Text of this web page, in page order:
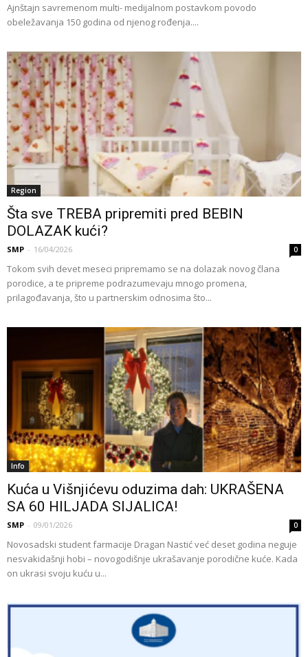
Ajnštajn savremenom multi- medijalnom postavkom povodo
obeležavanja 150 godina od njenog rođenja....
Region
Šta sve TREBA pripremiti pred BEBIN
DOLAZAK kući?
SMP - 16/04/2026 0
Tokom svih devet meseci pripremamo se na dolazak novog člana
porodice, a te pripreme podrazumevaju mnogo promena,
prilagođavanja, što u partnerskim odnosima što...
Info
Kuća u Višnjićevu oduzima dah: UKRAŠENA
SA 60 HILJADA SIJALICA!
SMP - 09/01/2026 0
Novosadski student farmacije Dragan Nastić već deset godina neguje
nesvakidašnji hobi – novogodišnje ukrašavanje porodične kuće. Kada
on ukrasi svoju kuću u...